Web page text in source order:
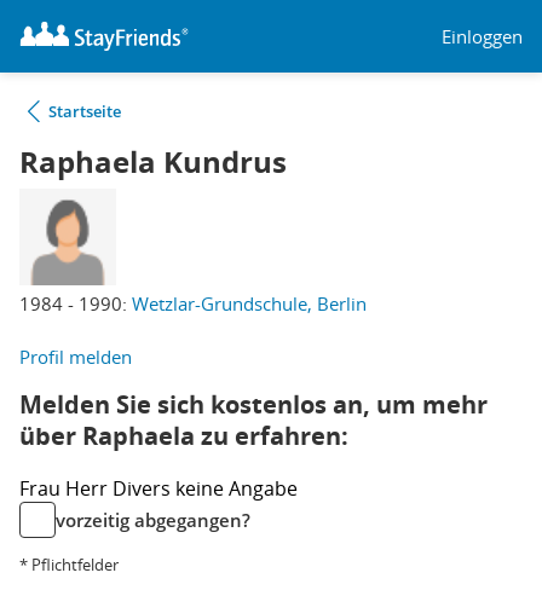
Einloggen
Startseite
Raphaela Kundrus
1984 - 1990: Wetzlar-Grundschule, Berlin
Profil melden
Melden Sie sich kostenlos an, um mehr
über Raphaela zu erfahren:
Frau Herr Divers keine Angabe
vorzeitig abgegangen?
* Pflichtfelder